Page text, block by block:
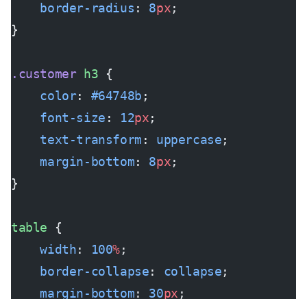
    border-radius
: 8px;
}
.customer h3 {
    color
: #64748b ;
    font-size
: 12px;
    text-transform
: uppercase;
    margin-bottom
: 8px;
}
table {
    width
: 100%;
    border-collapse
: collapse;
    margin-bottom
: 30px ;